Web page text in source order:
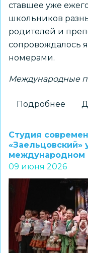
ставшее уже
школьников
родителей и
сопровождалось
номерами.
Международные
Подробнее
в
НГУ
Студия
«Заельцовский»
международном
09 июня 2026